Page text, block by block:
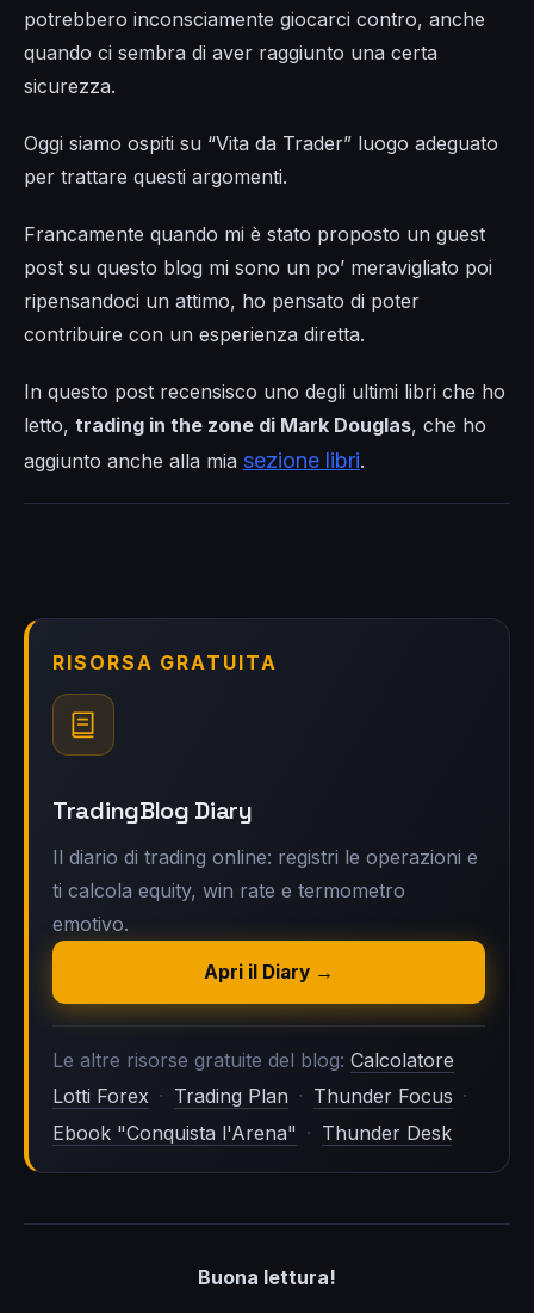
potrebbero inconsciamente giocarci contro, anche
quando ci sembra di aver raggiunto una certa
sicurezza.
Oggi siamo ospiti su “Vita da Trader” luogo adeguato
per trattare questi argomenti.
Francamente quando mi è stato proposto un guest
post su questo blog mi sono un po’ meravigliato poi
ripensandoci un attimo, ho pensato di poter
contribuire con un esperienza diretta.
In questo post recensisco uno degli ultimi libri che ho
letto, trading in the zone di Mark Douglas, che ho
aggiunto anche alla mia sezione libri.
RISORSA GRATUITA
TradingBlog Diary
Il diario di trading online: registri le operazioni e
ti calcola equity, win rate e termometro
emotivo.
Apri il Diary →
Le altre risorse gratuite del blog: Calcolatore
Lotti Forex · Trading Plan · Thunder Focus ·
Ebook "Conquista l'Arena" · Thunder Desk
Buona lettura!